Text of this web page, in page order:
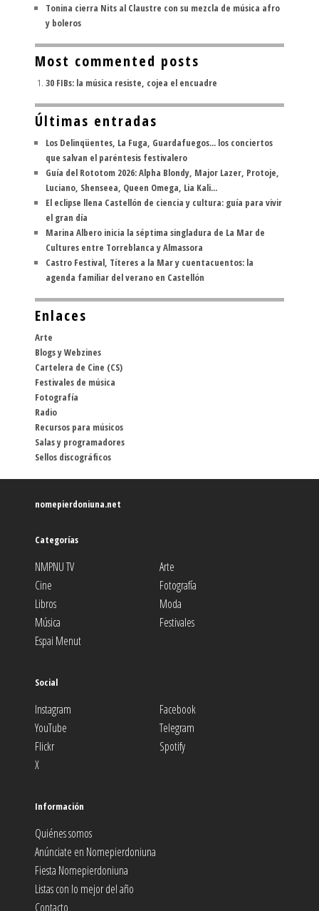
Tonina cierra Nits al Claustre con su mezcla de música afro
y boleros
Most commented posts
30 FIBs: la música resiste, cojea el encuadre
Últimas entradas
Los Delinqüentes, La Fuga, Guardafuegos... los conciertos
que salvan el paréntesis festivalero
Guía del Rototom 2026: Alpha Blondy, Major Lazer, Protoje,
Luciano, Shenseea, Queen Omega, Lia Kali...
El eclipse llena Castellón de ciencia y cultura: guía para vivir
el gran día
Marina Albero inicia la séptima singladura de La Mar de
Cultures entre Torreblanca y Almassora
Castro Festival, Títeres a la Mar y cuentacuentos: la
agenda familiar del verano en Castellón
Enlaces
Arte
Blogs y Webzines
Cartelera de Cine (CS)
Festivales de música
Fotografía
Radio
Recursos para músicos
Salas y programadores
Sellos discográficos
nomepierdoniuna.net
Categorías
NMPNU TV
Arte
Cine
Fotografía
Libros
Moda
Música
Festivales
Espai Menut
Social
Instagram
Facebook
YouTube
Telegram
Flickr
Spotify
X
Información
Quiénes somos
Anúnciate en Nomepierdoniuna
Fiesta Nomepierdoniuna
Listas con lo mejor del año
Contacto